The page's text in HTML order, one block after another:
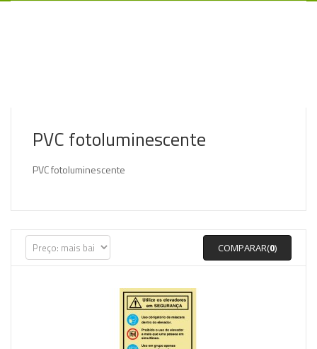
PVC fotoluminescente
PVC fotoluminescente
COMPARAR(0)